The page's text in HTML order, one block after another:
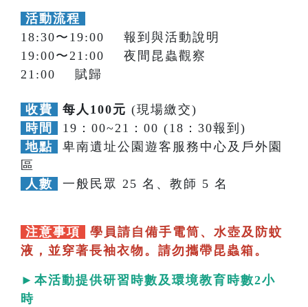
活動流程
18:30〜19:00 報到與活動說明
19:00〜21:00 夜間昆蟲觀察
21:00 賦歸
收費 每人100元 (現場繳交)
時間
19：00~21：00 (18：30報到)
地點
卑南遺址公園遊客服務中心及戶外園
區
人數
一般民眾 25 名、教師 5 名
注意事項
學員請自備手電筒、水壺及防蚊
液，並穿著長袖衣物。請勿攜帶昆蟲箱。
►本活動提供研習時數及環境教育時數2小
時